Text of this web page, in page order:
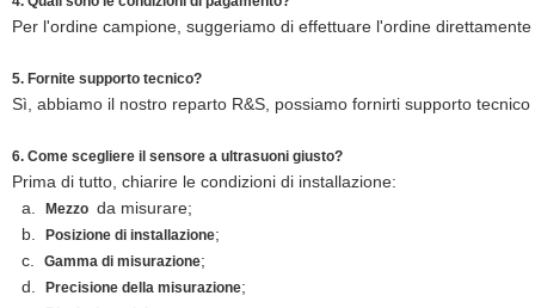
Per l'ordine campione, suggeriamo di effettuare l'ordine
5. Fornite supporto tecnico?
Sì, abbiamo il nostro reparto R&S, possiamo fornirti supporto
6. Come scegliere il sensore a ultrasuoni giusto?
Prima di tutto, chiarire le condizioni di installazione:
a.
Mezzo da misurare;
b.
Posizione di installazione;
c. Gamma di misurazione;
d.
Precisione della misurazione;